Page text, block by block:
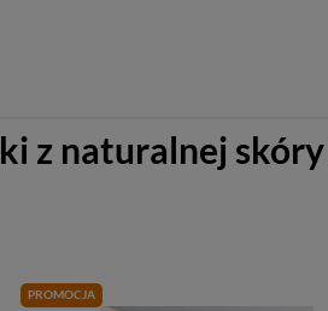
z naturalnej
PROMOCJA